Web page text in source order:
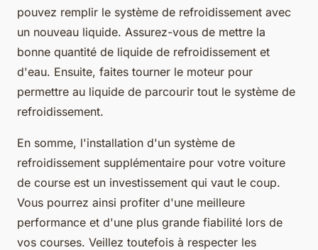
pouvez remplir le système de refroidissement avec
un nouveau liquide. Assurez-vous de mettre la
bonne quantité de liquide de refroidissement et
d'eau. Ensuite, faites tourner le moteur pour
permettre au liquide de parcourir tout le système de
refroidissement.
En somme, l'installation d'un système de
refroidissement supplémentaire pour votre voiture
de course est un investissement qui vaut le coup.
Vous pourrez ainsi profiter d'une meilleure
performance et d'une plus grande fiabilité lors de
vos courses. Veillez toutefois à respecter les